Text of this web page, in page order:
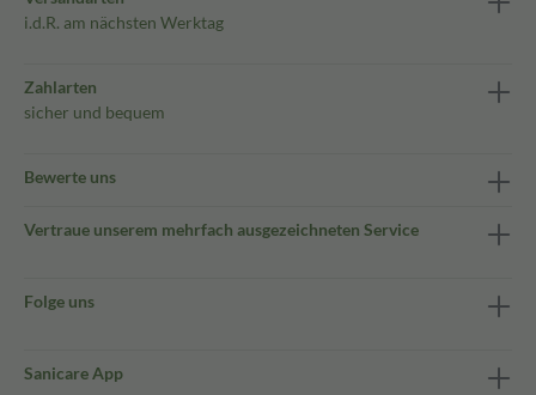
i.d.R. am nächsten Werktag
Zahlarten
sicher und bequem
Bewerte uns
Vertraue unserem mehrfach ausgezeichneten Service
Folge uns
Sanicare App